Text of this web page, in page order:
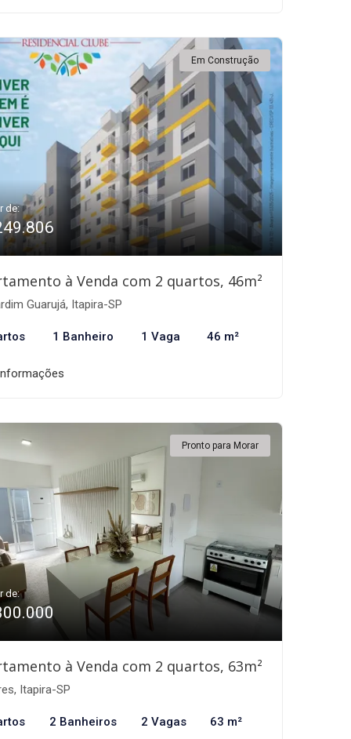
Em Construção
de:
à Venda com 2 quartos, 46m²
Guarujá, Itapira-SP
1 Banheiro 1 Vaga 46 m²
Pronto para Morar
de:
à Venda com 2 quartos, 63m²
Itapira-SP
2 Banheiros 2 Vagas 63 m²